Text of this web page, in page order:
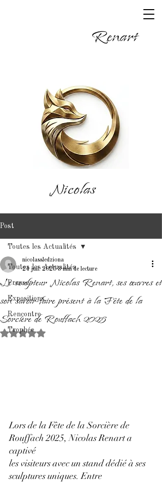
Renart
Nicolas
Post
Toutes les Actualités
Presse
Expositions
Rencontre
Trophée
Toutes les Actualités
Le sculpteur Nicolas Renart, ses œuvres et
son savoir-faire présent à la Fête de la
Sorcière de Rouffach 2025
nicolassledziona
24 juil. 2025 3 min de lecture
Noté NaN étoiles sur 5.
Lors de la Fête de la Sorcière de
Rouffach 2025, Nicolas Renart a
captivé
les visiteurs avec un stand dédié à ses
sculptures uniques. Entre